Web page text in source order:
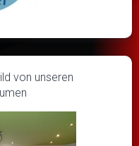
von unseren